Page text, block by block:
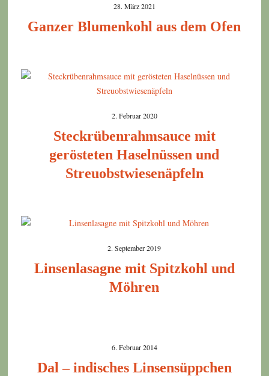
28. März 2021
Ganzer Blumenkohl aus dem Ofen
2. Februar 2020
Steckrübenrahmsauce mit
gerösteten Haselnüssen und
Streuobstwiesenäpfeln
2. September 2019
Linsenlasagne mit Spitzkohl und
Möhren
6. Februar 2014
Dal – indisches Linsensüppchen